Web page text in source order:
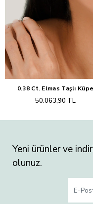
Sepete Ekle
0.38 Ct. Elmas Taşlı Küpe
50.063,90 TL
Yeni ürünler ve
olunuz.